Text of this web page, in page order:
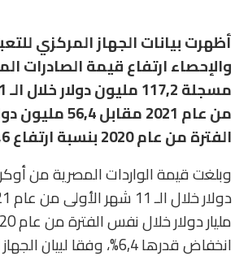
أظهرت بيانات الجهاز المركزي
والإحصاء ارتفاع قيمة الصادرات
من عام 2021
الفترة من عام 2020 بنسبة ارتفاع 107,6%.
انخفاض قدرها 6,4%، وفقا لبيان الجهاز اليوم الجمعة.